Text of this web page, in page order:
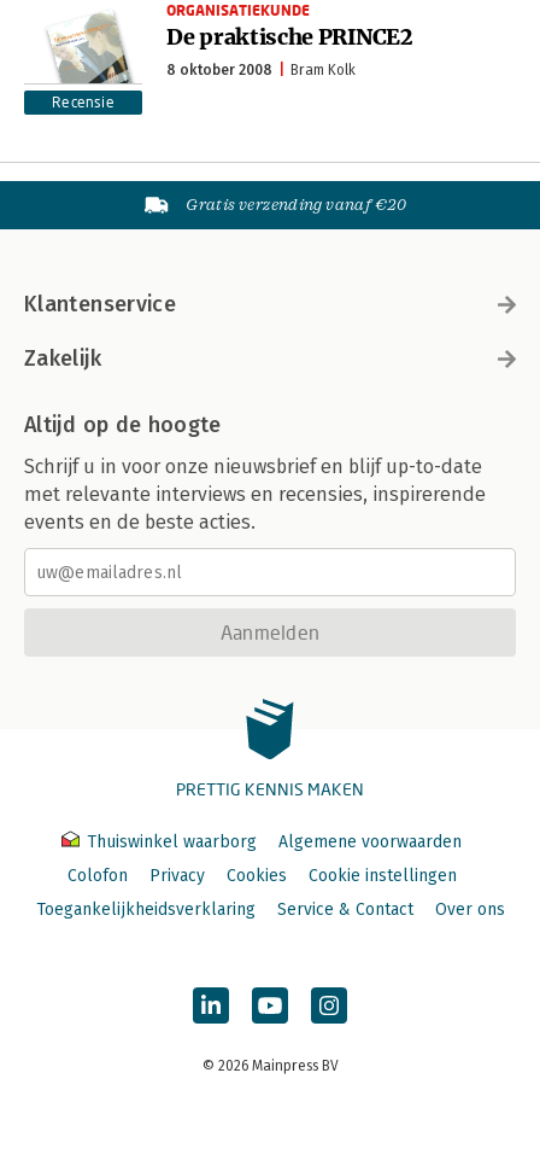
Recensie
ORGANISATIEKUNDE
De praktische PRINCE2
8 oktober 2008 Bram Kolk
Gratis verzending vanaf €20
Klantenservice
Zakelijk
Altijd op de hoogte
Schrijf u in voor onze nieuwsbrief en blijf up-to-date
met relevante interviews en recensies, inspirerende
events en de beste acties.
Aanmelden
PRETTIG KENNIS MAKEN
Thuiswinkel waarborg
Algemene voorwaarden
Colofon
Privacy Cookies
Cookie instellingen
Toegankelijkheidsverklaring
Service & Contact Over ons
© 2026 Mainpress BV